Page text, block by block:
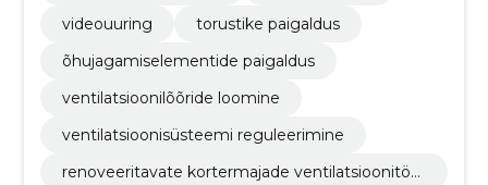
videouuring
torustike paigaldus
õhujagamiselementide paigaldus
ventilatsioonilõõride loomine
ventilatsioonisüsteemi reguleerimine
renoveeritavate kortermajade ventilatsioonitöö